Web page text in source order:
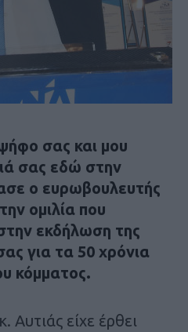
σας και μου
σας εδώ στην
ο ευρωβουλευτής
ομιλία που
εκδήλωση της
για τα 50 χρόνια
κόμματος.
Αυτιάς είχε έρθει